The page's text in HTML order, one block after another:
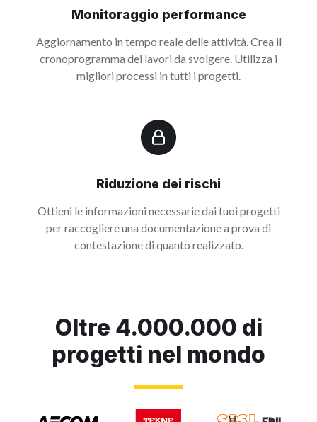
Monitoraggio performance
Aggiornamento in tempo reale delle attività. Crea il
cronoprogramma dei lavori da svolgere. Utilizza i
migliori processi in tutti i progetti.
Riduzione dei rischi
Ottieni le informazioni necessarie dai tuoi progetti
per raccogliere una documentazione a prova di
contestazione di quanto realizzato.
Oltre 4.000.000 di
progetti nel mondo